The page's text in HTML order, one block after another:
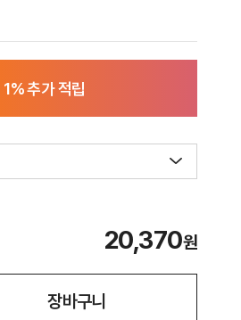
1% 추가 적립
20,370원
장바구니